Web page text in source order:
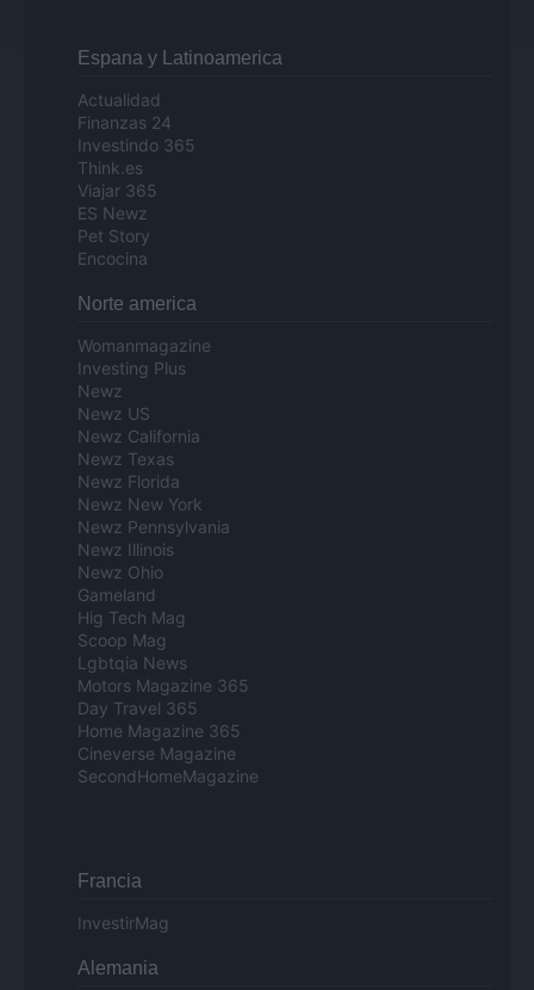
Espana y Latinoamerica
Actualidad
Finanzas 24
Investindo 365
Think.es
Viajar 365
ES Newz
Pet Story
Encocina
Norte america
Womanmagazine
Investing Plus
Newz
Newz US
Newz California
Newz Texas
Newz Florida
Newz New York
Newz Pennsylvania
Newz Illinois
Newz Ohio
Gameland
Hig Tech Mag
Scoop Mag
Lgbtqia News
Motors Magazine 365
Day Travel 365
Home Magazine 365
Cineverse Magazine
SecondHomeMagazine
Francia
InvestirMag
Alemania